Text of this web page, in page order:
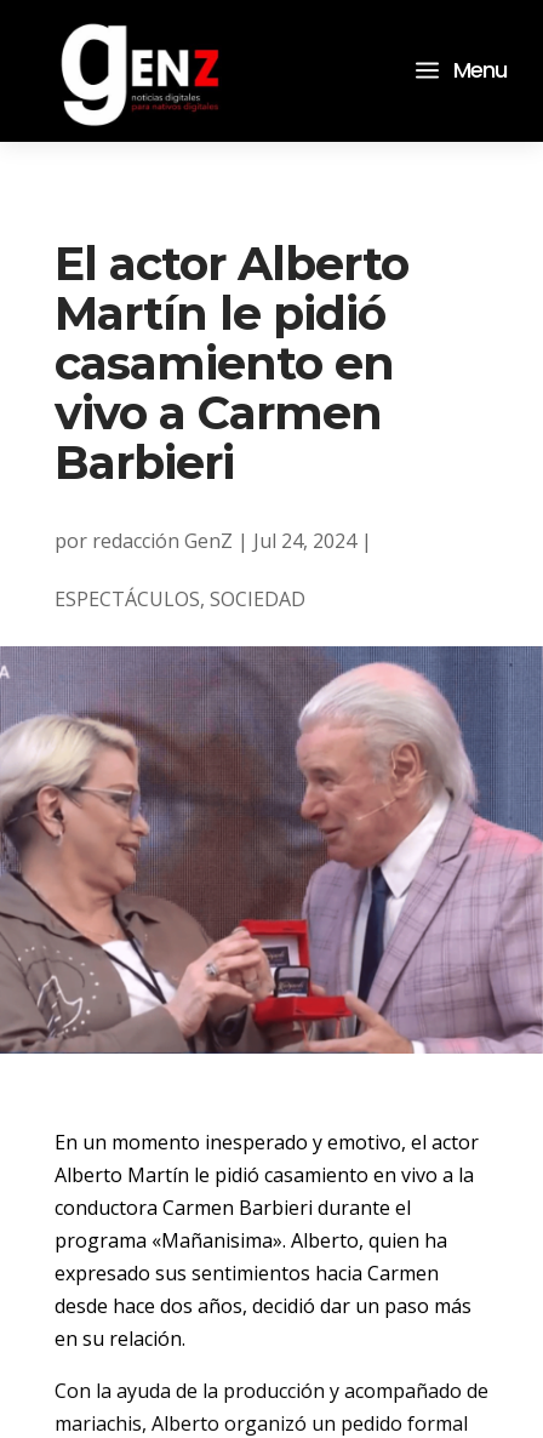
a Menu
El actor Alberto
Martín le pidió
casamiento en
vivo a Carmen
Barbieri
por redacción GenZ | Jul 24, 2024|
ESPECTÁCULOS, SOCIEDAD
En un momento inesperado y emotivo, el actor
Alberto Martín le pidió casamiento en vivo a la
conductora Carmen Barbieri durante el
programa «Mañanisima». Alberto, quien ha
expresado sus sentimientos hacia Carmen
desde hace dos años, decidió dar un paso más
en su relación.
Con la ayuda de la producción y acompañado de
mariachis, Alberto organizó un pedido formal